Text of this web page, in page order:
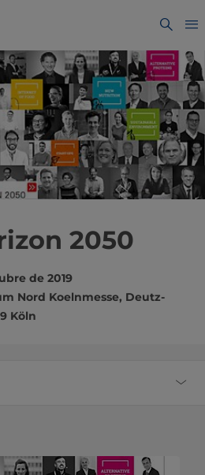
2050
de 2019
Nord Koelnmesse, Deutz-
Köln